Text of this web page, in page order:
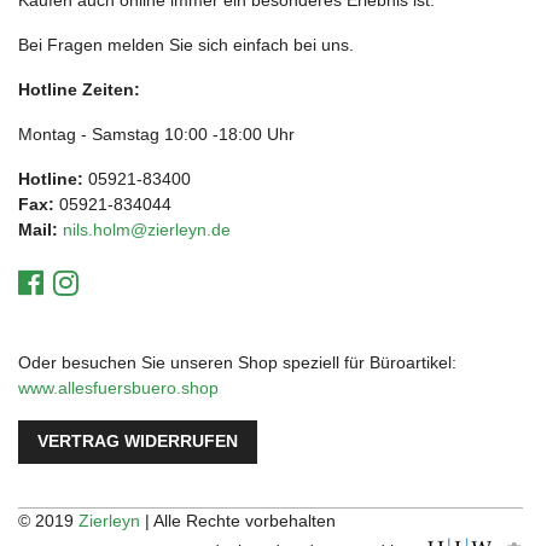
Bei Fragen melden Sie sich einfach bei uns.
Hotline Zeiten:
Montag - Samstag 10:00 -18:00 Uhr
Hotline: 05921-83400
Fax: 05921-834044
Mail: nils.holm@zierleyn.de
Oder besuchen Sie unseren Shop speziell für Büroartikel:
www.allesfuersbuero.shop
VERTRAG WIDERRUFEN
© 2019 Zierleyn | Alle Rechte vorbehalten